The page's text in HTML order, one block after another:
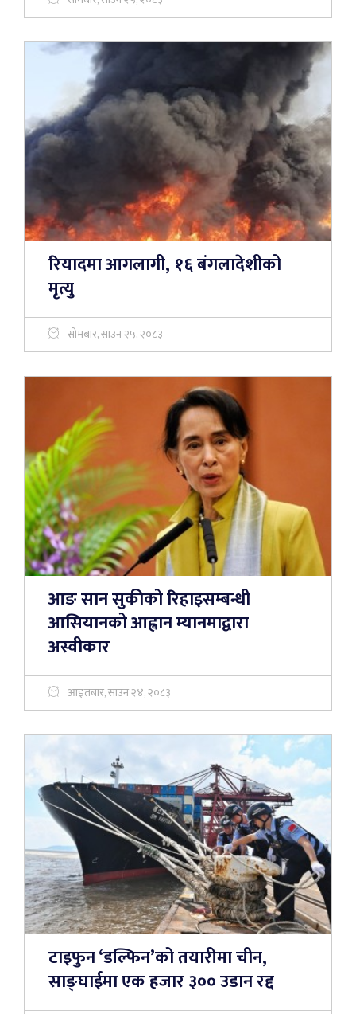
रियादमा आगलागी, १६ बंगलादेशीको
मृत्यु
सोमबार, साउन २५, २०८३
आङ सान सुकीको रिहाइसम्बन्धी
आसियानको आह्वान म्यानमाद्वारा
अस्वीकार
आइतबार, साउन २४, २०८३
टाइफुन ‘डल्फिन’को तयारीमा चीन,
साङ्घाईमा एक हजार ३०० उडान रद्द